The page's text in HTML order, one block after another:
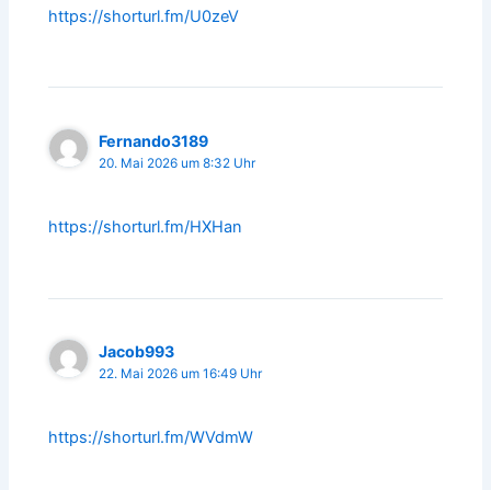
https://shorturl.fm/U0zeV
Fernando3189
20. Mai 2026 um 8:32 Uhr
https://shorturl.fm/HXHan
Jacob993
22. Mai 2026 um 16:49 Uhr
https://shorturl.fm/WVdmW